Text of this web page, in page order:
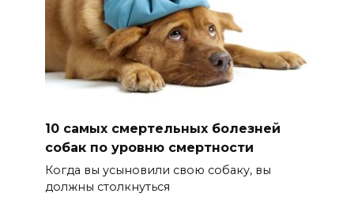
10 самых смертельных болезней
собак по уровню смертности
Когда вы усыновили свою собаку, вы
должны столкнуться